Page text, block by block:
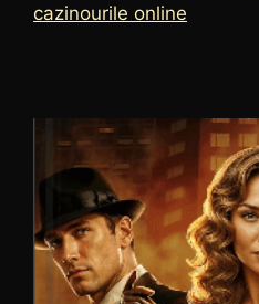
cazinourile online